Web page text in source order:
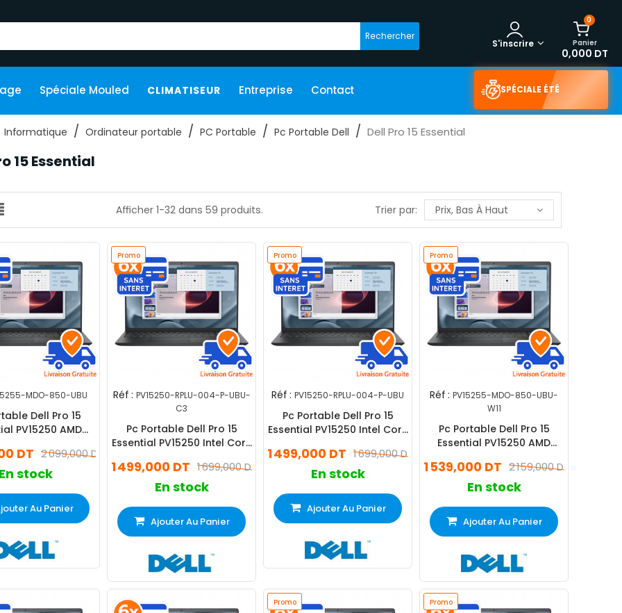
Rechercher
0
Panier
0,000 DT
S'inscrire
Spéciale Mouled CLIMATISEUR Entreprise Contact SPÉCIALE ÉTÉ
Informatique Ordinateur portable PC Portable Pc Portable Dell Dell Pro 15 Essential
15 Essential
Afficher 1-32 dans 59 produits. Trier par: Prix, Bas À Haut
MDO-850-UBU
Dell Pro 15
PV15250 AMD
2 099,000 DT
DT
En stock
Au Panier
Promo
Réf : PV15250-RPLU-004-P-UBU-
C3
Pc Portable Dell Pro 15
Essential PV15250 Intel Core
1 699,000 DT
1 499,000 DT
En stock
Ajouter Au Panier
Promo
Réf : PV15250-RPLU-004-P-UBU
Pc Portable Dell Pro 15
Essential PV15250 Intel Core
1 699,000 DT
1 499,000 DT
En stock
Ajouter Au Panier
Promo
Réf : PV15255-MDO-850-UBU-
W11
Pc Portable Dell Pro 15
Essential PV15250 AMD
Windows 11 pro2 159,000 DT
1 539,000 DT
En stock
Ajouter Au Panier
Promo Promo